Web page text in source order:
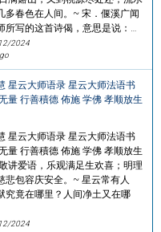
多春色在人间。~ 宋．偃溪广闻
所写的这首诗偈，意思是说：…
2024
星云大师语录 星云大师法语书
量 行善積德 佈施 学佛 孝顺放生
星云大师语录 星云大师法语书
量 行善積德 佈施 学佛 孝顺放生
讲爱语，乐观满足生欢喜；明理
悲包容庆安全。~ 星云常有人
究竟在哪里？人间净土又在哪
2024